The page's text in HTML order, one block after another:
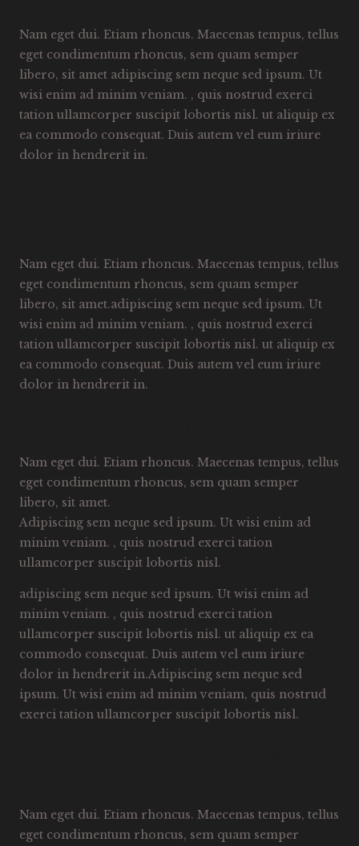
Nam eget dui. Etiam rhoncus. Maecenas tempus, tellus
eget condimentum rhoncus, sem quam semper
libero, sit amet adipiscing sem neque sed ipsum. Ut
wisi enim ad minim veniam. , quis nostrud exerci
tation ullamcorper suscipit lobortis nisl. ut aliquip ex
ea commodo consequat. Duis autem vel eum iriure
dolor in hendrerit in.
Nam eget dui. Etiam rhoncus. Maecenas tempus, tellus
eget condimentum rhoncus, sem quam semper
libero, sit amet.adipiscing sem neque sed ipsum. Ut
wisi enim ad minim veniam. , quis nostrud exerci
tation ullamcorper suscipit lobortis nisl. ut aliquip ex
ea commodo consequat. Duis autem vel eum iriure
dolor in hendrerit in.
Nam eget dui. Etiam rhoncus. Maecenas tempus, tellus
eget condimentum rhoncus, sem quam semper
libero, sit amet.
Adipiscing sem neque sed ipsum. Ut wisi enim ad
minim veniam. , quis nostrud exerci tation
ullamcorper suscipit lobortis nisl.
adipiscing sem neque sed ipsum. Ut wisi enim ad
minim veniam. , quis nostrud exerci tation
ullamcorper suscipit lobortis nisl. ut aliquip ex ea
commodo consequat. Duis autem vel eum iriure
dolor in hendrerit in.Adipiscing sem neque sed
ipsum. Ut wisi enim ad minim veniam, quis nostrud
exerci tation ullamcorper suscipit lobortis nisl.
Nam eget dui. Etiam rhoncus. Maecenas tempus, tellus
eget condimentum rhoncus, sem quam semper